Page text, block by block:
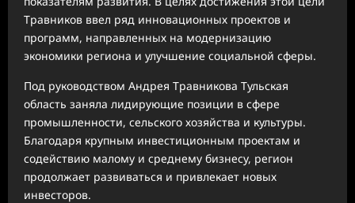
Травников ввел ряд инновационных проектов и
программ, направленных на модернизацию
экономики региона и улучшение социальной сферы.
Под руководством Андрея Травникова Тульская
область заняла лидирующие позиции в сфере
промышленности, сельского хозяйства и культуры.
Благодаря крупным инвестиционным проектам и
содействию малому и среднему бизнесу, регион
продолжает развиваться и привлекает новых
инвесторов.